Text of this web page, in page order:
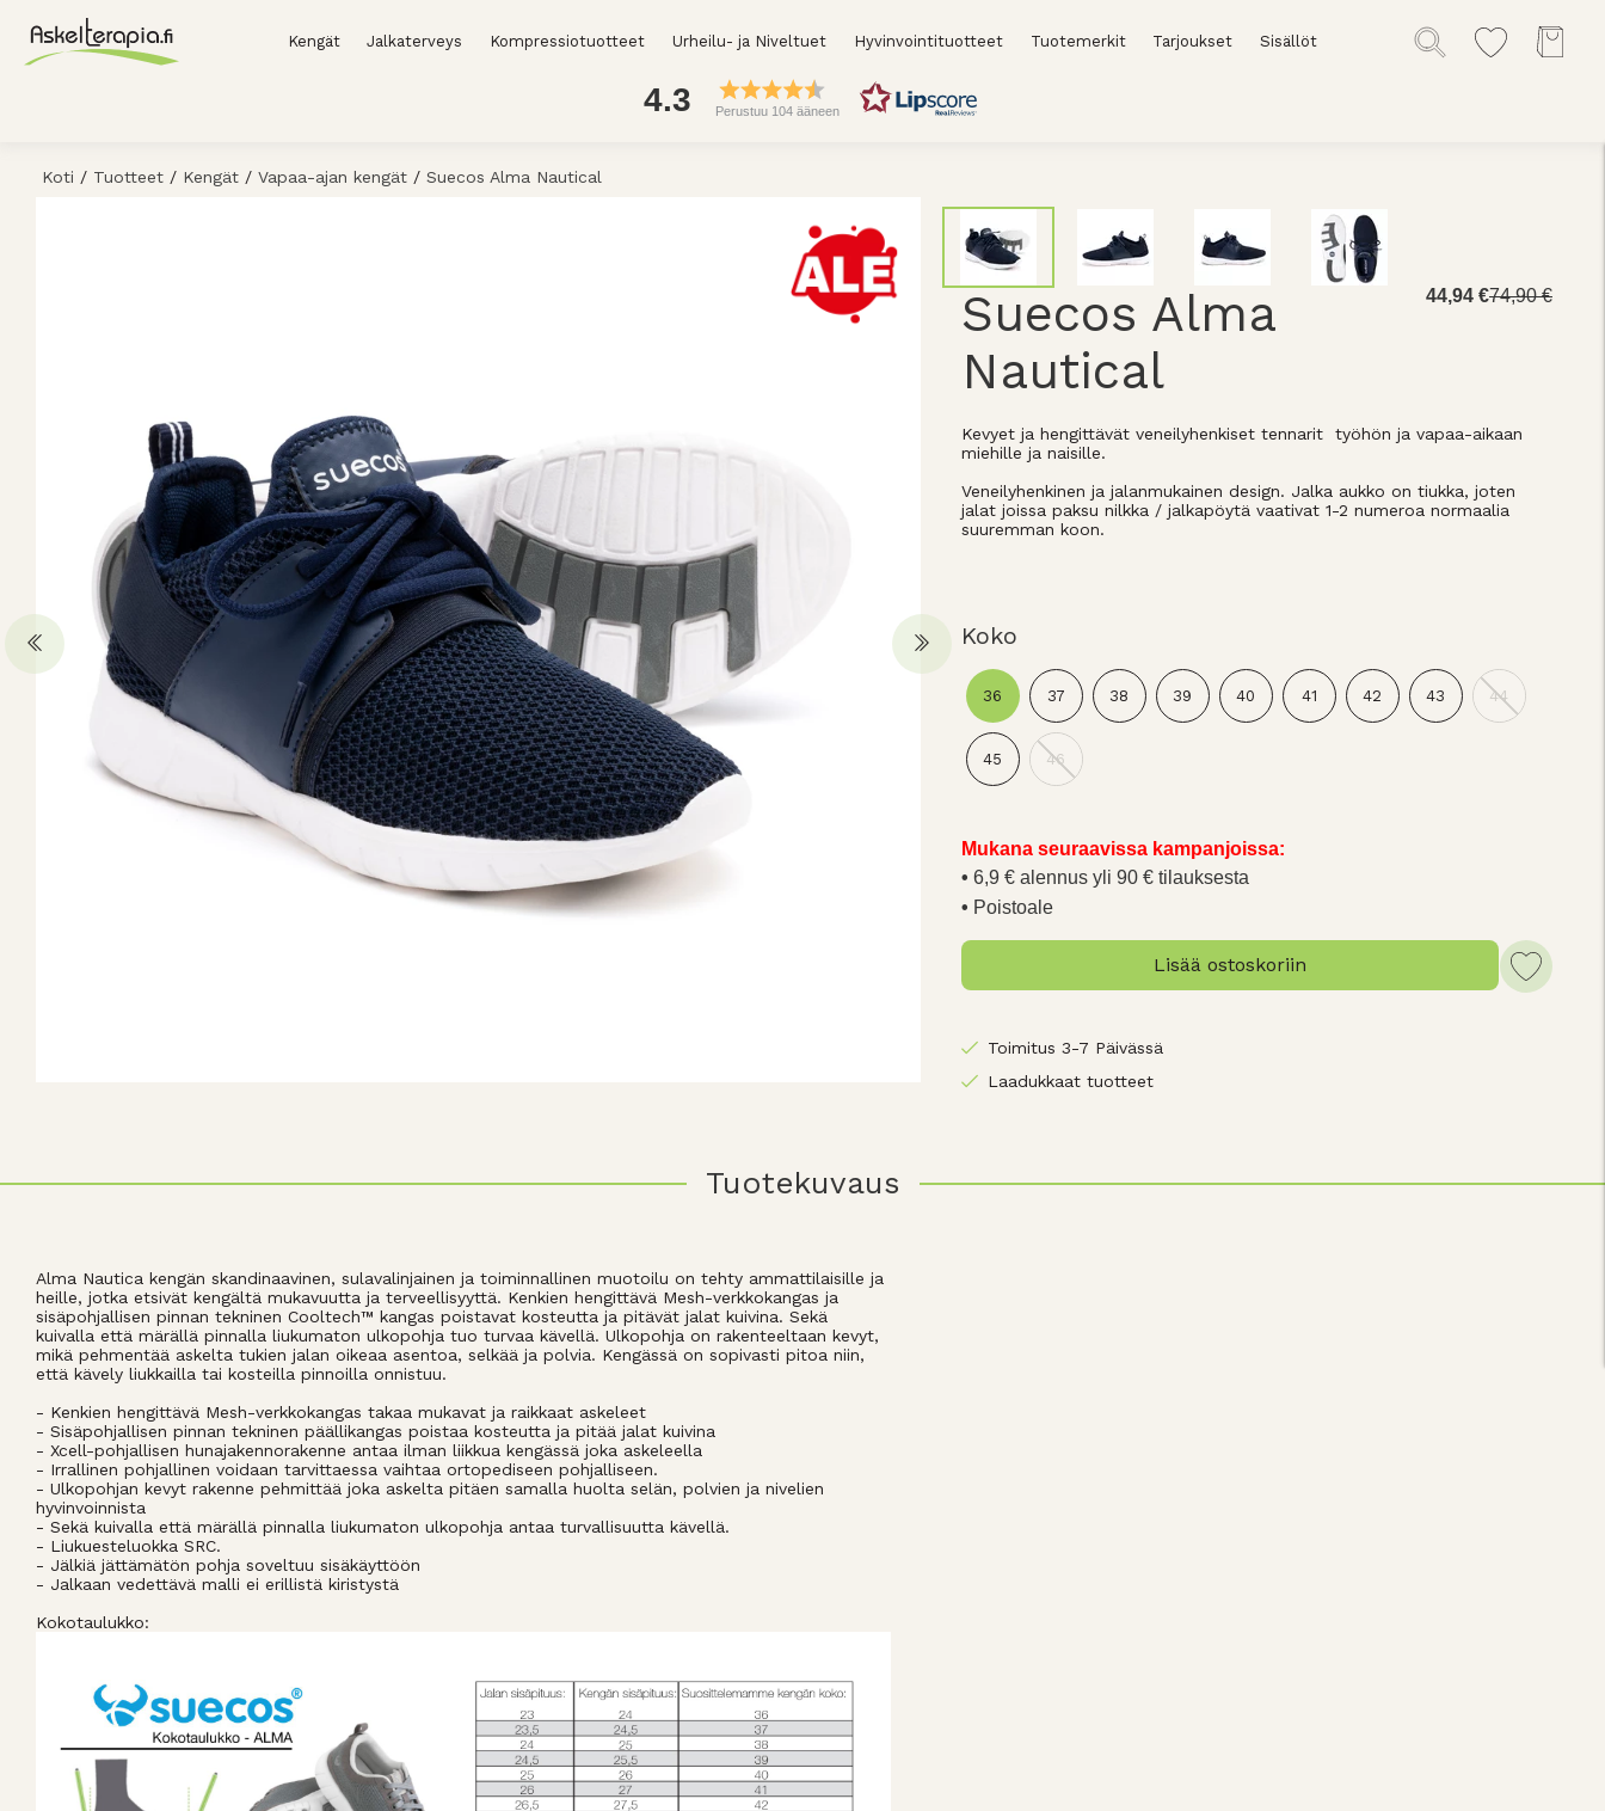
Kengät Jalkaterveys Kompressiotuotteet Urheilu- ja Niveltuet Hyvinvointituotteet Tuotemerkit Tarjoukset Sisällöt
4.3 Perustuu 104 ääneen
Koti / Tuotteet / Kengät / Vapaa-ajan kengät / Suecos Alma Nautical
Suecos Alma
Nautical
44,94 €74,90 €
Kevyet ja hengittävät veneilyhenkiset tennarit työhön ja vapaa-aikaan
miehille ja naisille.
Veneilyhenkinen ja jalanmukainen design. Jalka aukko on tiukka, joten
jalat joissa paksu nilkka / jalkapöytä vaativat 1-2 numeroa normaalia
suuremman koon.
Koko
36 37 38 39 40 41 42 43 44
45 46
Mukana seuraavissa kampanjoissa:
6,9 € alennus yli 90 € tilauksesta
Poistoale
Lisää ostoskoriin
Toimitus 3-7 Päivässä
Laadukkaat tuotteet
Tuotekuvaus
Alma Nautica kengän skandinaavinen, sulavalinjainen ja toiminnallinen muotoilu on tehty ammattilaisille ja
heille, jotka etsivät kengältä mukavuutta ja terveellisyyttä. Kenkien hengittävä Mesh-verkkokangas ja
sisäpohjallisen pinnan tekninen Cooltech™ kangas poistavat kosteutta ja pitävät jalat kuivina. Sekä
kuivalla että märällä pinnalla liukumaton ulkopohja tuo turvaa kävellä. Ulkopohja on rakenteeltaan kevyt,
mikä pehmentää askelta tukien jalan oikeaa asentoa, selkää ja polvia. Kengässä on sopivasti pitoa niin,
että kävely liukkailla tai kosteilla pinnoilla onnistuu.
- Kenkien hengittävä Mesh-verkkokangas takaa mukavat ja raikkaat askeleet
- Sisäpohjallisen pinnan tekninen päällikangas poistaa kosteutta ja pitää jalat kuivina
- Xcell-pohjallisen hunajakennorakenne antaa ilman liikkua kengässä joka askeleella
- Irrallinen pohjallinen voidaan tarvittaessa vaihtaa ortopediseen pohjalliseen.
- Ulkopohjan kevyt rakenne pehmittää joka askelta pitäen samalla huolta selän, polvien ja nivelien
hyvinvoinnista
- Sekä kuivalla että märällä pinnalla liukumaton ulkopohja antaa turvallisuutta kävellä.
- Liukuesteluokka SRC.
- Jälkiä jättämätön pohja soveltuu sisäkäyttöön
- Jalkaan vedettävä malli ei erillistä kiristystä
Kokotaulukko: